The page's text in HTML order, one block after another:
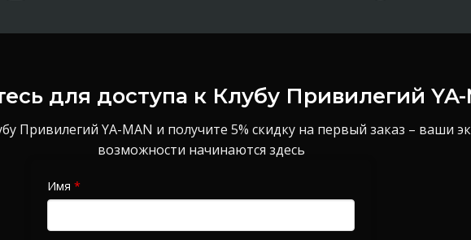
для доступа к Клубу Привилегий YA-
Привилегий YA-MAN и получите 5% скидку на первый заказ – ваши
возможности начинаются здесь
Имя *